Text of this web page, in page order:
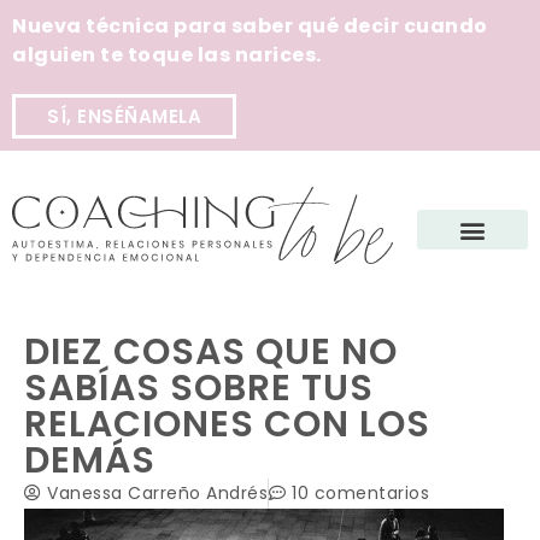
Nueva técnica para saber qué decir cuando
alguien te toque las narices.
SÍ, ENSÉÑAMELA
DIEZ COSAS QUE NO
SABÍAS SOBRE TUS
RELACIONES CON LOS
DEMÁS
Vanessa Carreño Andrés 10 comentarios